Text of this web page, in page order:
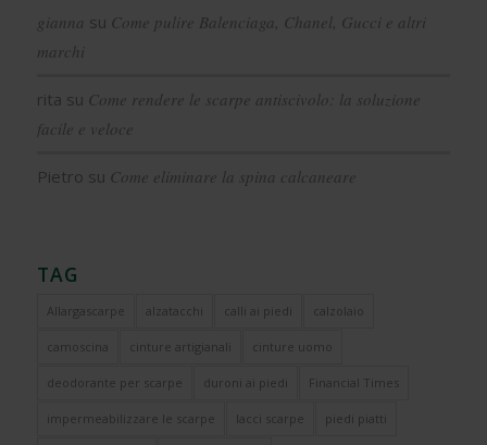
gianna su Come pulire Balenciaga, Chanel, Gucci e altri
marchi
rita su Come rendere le scarpe antiscivolo: la soluzione
facile e veloce
Pietro su Come eliminare la spina calcaneare
TAG
Allargascarpe alzatacchi calli ai piedi calzolaio
camoscina cinture artigianali cinture uomo
deodorante per scarpe duroni ai piedi Financial Times
impermeabilizzare le scarpe lacci scarpe piedi piatti